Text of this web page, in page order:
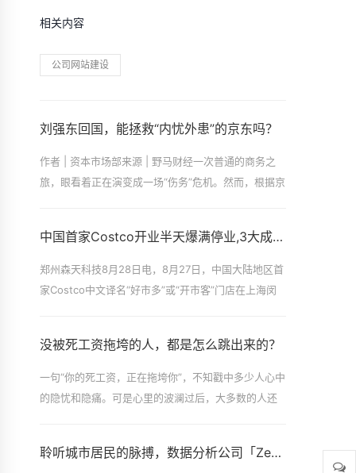
相关内容
公司网站建设
刘强东回国，能拯救“内忧外患”的京东吗？
作者 | 资本市场部来源 | 野马财经一次普通的商务之
旅，眼看着正在演变成一场“伤务”危机。然而，根据京
中国首家Costco开业半天爆满停业,3大成功秘诀值得所有企业家
郑州森天科技8月28日电，8月27日，中国大陆地区首
家Costco中文译名“好市多”或“开市客”门店在上海闵
没被死工资拖垮的人，都是怎么跳出来的？
一句“你的死工资，正在拖垮你”，不知戳中多少人心中
的隐忧和隐痛。可是心里的波澜过后，大多数的人还
聆听城市居民的脉搏，数据分析公司「ZenCity」希望利用AI优